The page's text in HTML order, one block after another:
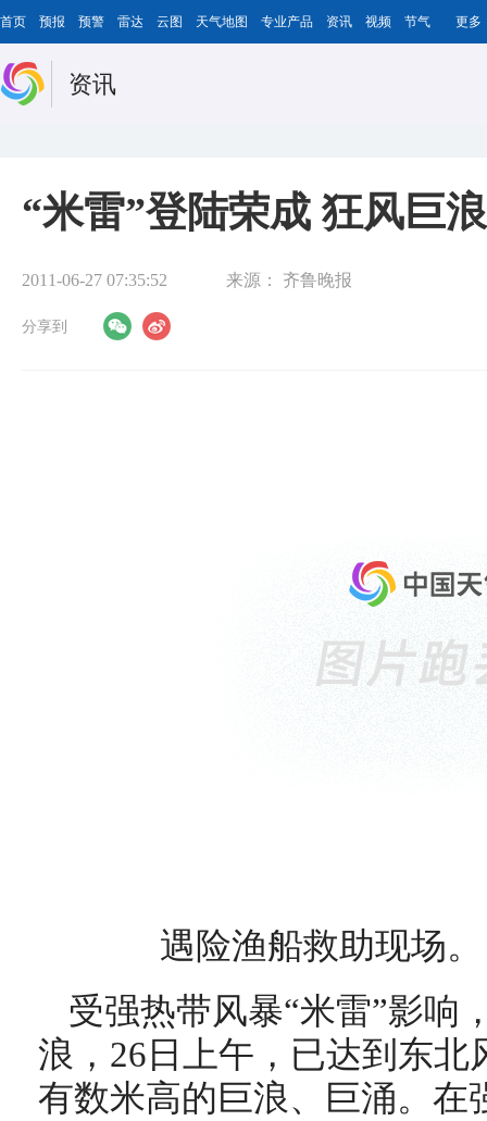
首页 预报 预警 雷达 云图 天气地图 专业产品 资讯 视频 节气 更多
资讯
“米雷”登陆荣成 狂风巨
2011-06-27 07:35:52 来源： 齐鲁晚报
分享到
遇险渔船救助现场
受强热带风暴“米雷”影响
浪，26日上午，已达到东北
有数米高的巨浪、巨涌。在